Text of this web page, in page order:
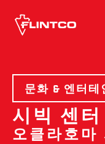
문화 & 엔터테
시빅 센
오클라호마